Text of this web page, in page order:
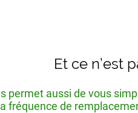
Et ce n’est
permet aussi de vous
fréquence de